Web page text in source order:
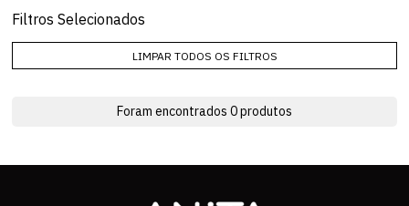
Filtros Selecionados
LIMPAR TODOS OS FILTROS
Foram encontrados 0produtos